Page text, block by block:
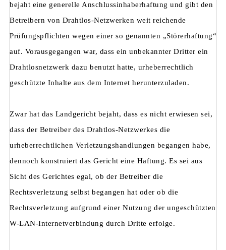
bejaht eine generelle Anschlussinhaberhaftung und gibt den
Betreibern von Drahtlos-Netzwerken weit reichende
Prüfungspflichten wegen einer so genannten „Störerhaftung“
auf. Vorausgegangen war, dass ein unbekannter Dritter ein
Drahtlosnetzwerk dazu benutzt hatte, urheberrechtlich
geschützte Inhalte aus dem Internet herunterzuladen.
Zwar hat das Landgericht bejaht, dass es nicht erwiesen sei,
dass der Betreiber des Drahtlos-Netzwerkes die
urheberrechtlichen Verletzungshandlungen begangen habe,
dennoch konstruiert das Gericht eine Haftung. Es sei aus
Sicht des Gerichtes egal, ob der Betreiber die
Rechtsverletzung selbst begangen hat oder ob die
Rechtsverletzung aufgrund einer Nutzung der ungeschützten
W-LAN-Internetverbindung durch Dritte erfolge.